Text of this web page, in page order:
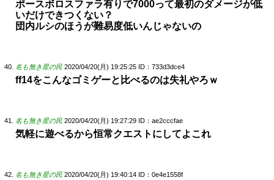
ポースボロスファラ有りで7000って最初のダメージが低
いだけできつくない？
団内ルシのほうが難易度低いんじゃないの
名も無き星の民 2020/04/20(月) 19:25:25 ID：733d3dce4
ff14をこんなゴミゲーと比べるのは失礼やろｗ
名も無き星の民 2020/04/20(月) 19:27:29 ID：ae2cccfae
気軽に遊べるから恒常クエストにしてよこれ
名も無き星の民 2020/04/20(月) 19:40:14 ID：0e4e1558f